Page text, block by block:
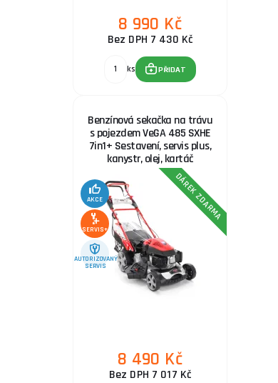
8 990 Kč
Bez DPH 7 430 Kč
ks PŘIDAT
Benzínová sekačka na trávu
s pojezdem VeGA 485 SXHE
7in1+ Sestavení, servis plus,
kanystr, olej, kartáč
AKCE
SERVIS+
AUTORIZOVANÝ
SERVIS
DÁREK ZDARMA
8 490 Kč
Bez DPH 7 017 Kč